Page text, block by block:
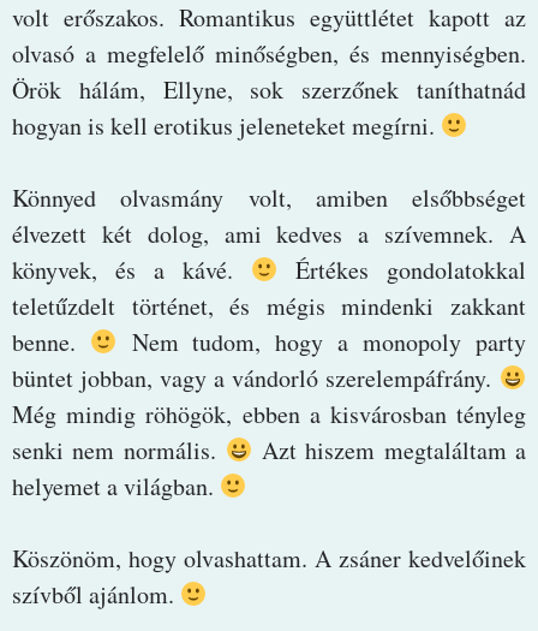
volt erőszakos. Romantikus együttlétet kapott az
olvasó a megfelelő minőségben, és mennyiségben.
Örök hálám, Ellyne, sok szerzőnek taníthatnád
hogyan is kell erotikus jeleneteket megírni.
Könnyed olvasmány volt, amiben elsőbbséget
élvezett két dolog, ami kedves a szívemnek. A
könyvek, és a kávé.
Értékes gondolatokkal
teletűzdelt történet, és mégis mindenki zakkant
benne.
Nem tudom, hogy a monopoly party
büntet jobban, vagy a vándorló szerelempáfrány.
Még mindig röhögök, ebben a kisvárosban tényleg
senki nem normális.
Azt hiszem megtaláltam a
helyemet a világban.
Köszönöm, hogy olvashattam. A zsáner kedvelőinek
szívből ajánlom.